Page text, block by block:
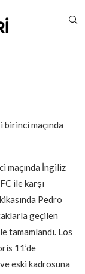
birinci maçında
maçında İngiliz
ile karşı
Pedro
geçilen
tamamlandı. Los
11’de
eski kadrosuna